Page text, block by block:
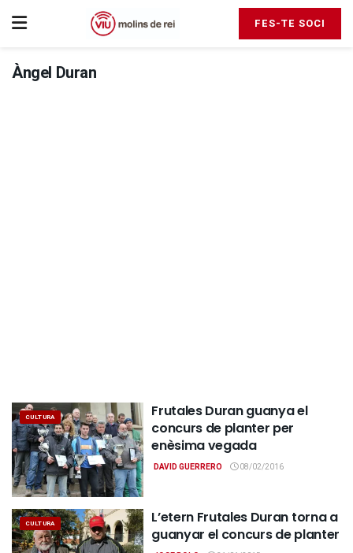
FES-TE SOCI
Àngel Duran
CULTURA
Frutales Duran guanya el
concurs de planter per
enèsima vegada
DAVID GUERRERO 08/02/2016
CULTURA
L’etern Frutales Duran torna a
guanyar el concurs de planter